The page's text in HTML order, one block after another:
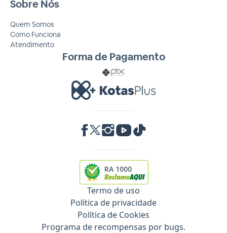
Sobre Nós
Quem Somos
Como Funciona
Atendimento
Forma de Pagamento
RA 1000
Termo de uso
Política de privacidade
Política de Cookies
Programa de recompensas por bugs.